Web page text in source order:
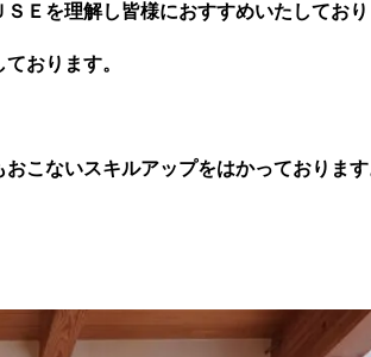
Ｅを理解し皆様におすすめいたしており
おります。
こないスキルアップをはかっております